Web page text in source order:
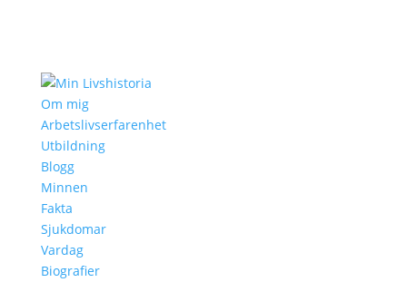
Om mig
Arbetslivserfarenhet
Utbildning
Blogg
Minnen
Fakta
Sjukdomar
Vardag
Biografier